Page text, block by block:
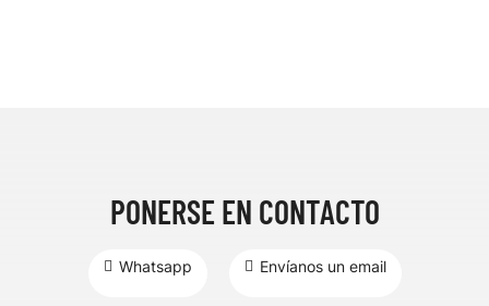
PONERSE EN CONTACTO
Whatsapp Envíanos un email